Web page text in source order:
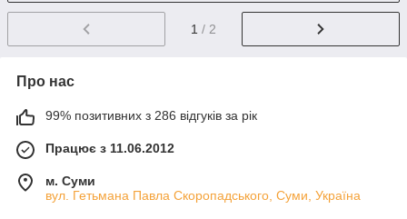
1 / 2
Про нас
99% позитивних з 286 відгуків за рік
Працює з 11.06.2012
м. Суми
вул. Гетьмана Павла Скоропадського, Суми, Україна